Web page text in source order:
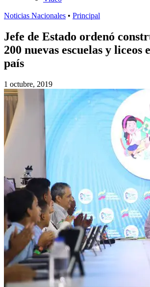
Noticias Nacionales • Principal
Jefe de Estado ordenó
200 nuevas escuelas y liceos
país
1 octubre, 2019